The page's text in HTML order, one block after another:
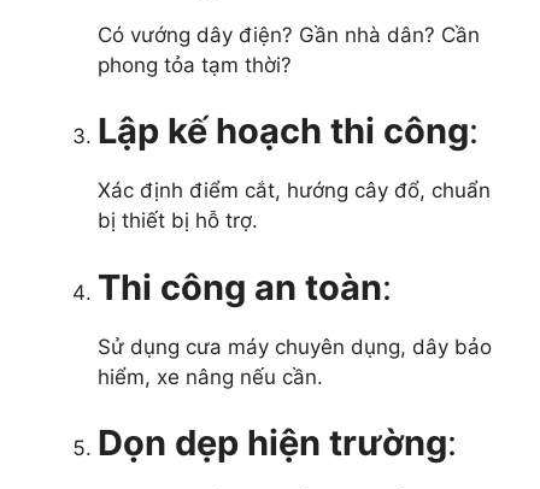
Có vướng dây điện? Gần nhà dân? Cần
phong tỏa tạm thời?
Lập kế hoạch thi công:
Xác định điểm cắt, hướng cây đổ, chuẩn
bị thiết bị hỗ trợ.
Thi công an toàn:
Sử dụng cưa máy chuyên dụng, dây bảo
hiểm, xe nâng nếu cần.
Dọn dẹp hiện trường: